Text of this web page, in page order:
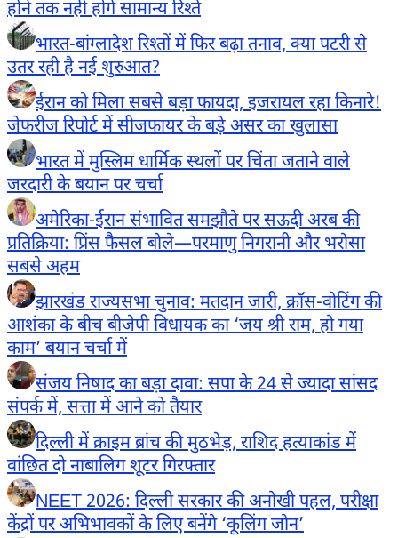
होने तक नहीं होंगे सामान्य रिश्ते
भारत-बांग्लादेश रिश्तों में फिर बढ़ा तनाव, क्या पटरी से
उतर रही है नई शुरुआत?
ईरान को मिला सबसे बड़ा फायदा, इजरायल रहा किनारे!
जेफरीज रिपोर्ट में सीजफायर के बड़े असर का खुलासा
भारत में मुस्लिम धार्मिक स्थलों पर चिंता जताने वाले
जरदारी के बयान पर चर्चा
अमेरिका-ईरान संभावित समझौते पर सऊदी अरब की
प्रतिक्रिया: प्रिंस फैसल बोले—परमाणु निगरानी और भरोसा
सबसे अहम
झारखंड राज्यसभा चुनाव: मतदान जारी, क्रॉस-वोटिंग की
आशंका के बीच बीजेपी विधायक का ‘जय श्री राम, हो गया
काम’ बयान चर्चा में
संजय निषाद का बड़ा दावा: सपा के 24 से ज्यादा सांसद
संपर्क में, सत्ता में आने को तैयार
दिल्ली में क्राइम ब्रांच की मुठभेड़, राशिद हत्याकांड में
वांछित दो नाबालिग शूटर गिरफ्तार
NEET 2026: दिल्ली सरकार की अनोखी पहल, परीक्षा
केंद्रों पर अभिभावकों के लिए बनेंगे ‘कूलिंग जोन’